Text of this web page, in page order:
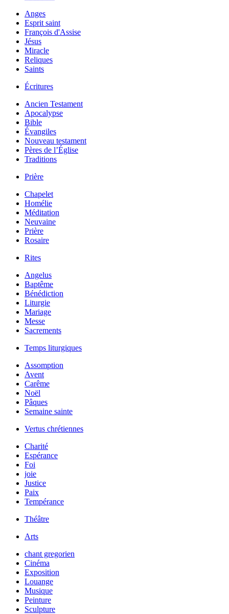
Anges
Esprit saint
François d'Assise
Jésus
Miracle
Reliques
Saints
Écritures
Ancien Testament
Apocalypse
Bible
Évangiles
Nouveau testament
Pères de l’Église
Traditions
Prière
Chapelet
Homélie
Méditation
Neuvaine
Prière
Rosaire
Rites
Angelus
Baptême
Bénédiction
Liturgie
Mariage
Messe
Sacrements
Temps liturgiques
Assomption
Avent
Carême
Noël
Pâques
Semaine sainte
Vertus chrétiennes
Charité
Espérance
Foi
joie
Justice
Paix
Tempérance
Théâtre
Arts
chant gregorien
Cinéma
Exposition
Louange
Musique
Peinture
Sculpture